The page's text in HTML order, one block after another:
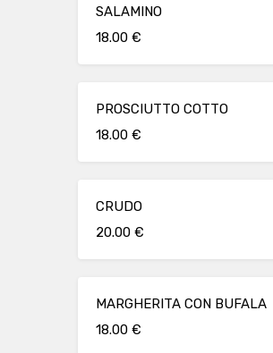
SALAMINO
18.00 €
PROSCIUTTO COTTO
18.00 €
CRUDO
20.00 €
MARGHERITA CON BUFALA
18.00 €